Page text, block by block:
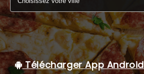
C.G.V
Télécharger App Android